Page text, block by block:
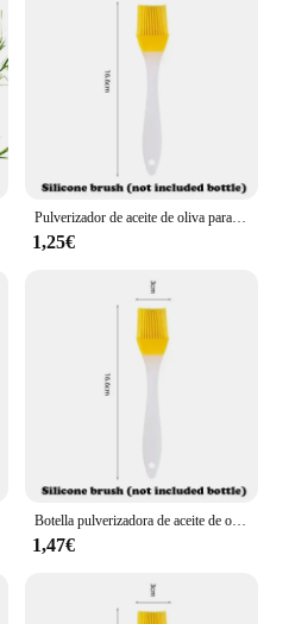
Pulverizador de aceite de oliva para cocina, botella vacía con pulverizador de vinagre para hornear, 200/300/500ml
1,25€
Botella pulverizadora de aceite de oliva, dispensador de cocina, Camping, hornear, vinagre, salsa de soja, contenedores pulverizadores, 200/300/500ml
1,47€